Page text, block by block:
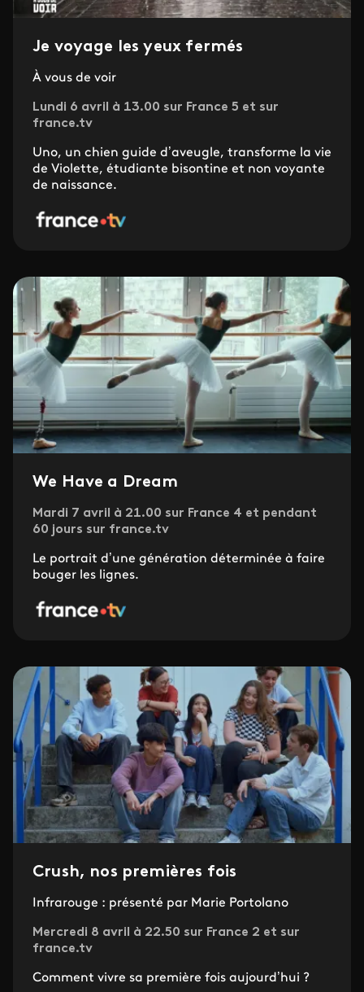
Je voyage les yeux fermés
À vous de voir
Lundi 6 avril à 13.00 sur France 5 et sur
france.tv
Uno, un chien guide d’aveugle, transforme la vie
de Violette, étudiante bisontine et non voyante
de naissance.
We Have a Dream
Mardi 7 avril à 21.00 sur France 4 et pendant
60 jours sur france.tv
Le portrait d’une génération déterminée à faire
bouger les lignes.
Crush, nos premières fois
Infrarouge : présenté par Marie Portolano
Mercredi 8 avril à 22.50 sur France 2 et sur
france.tv
Comment vivre sa première fois aujourd’hui ?